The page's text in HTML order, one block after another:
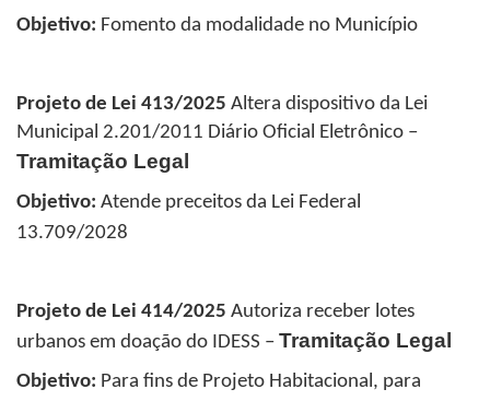
Objetivo: Fomento da modalidade no Município
Projeto de Lei 413/2025 Altera dispositivo da Lei
Municipal 2.201/2011 Diário Oficial Eletrônico –
Tramitação Legal
Objetivo: Atende preceitos da Lei Federal
13.709/2028
Projeto de Lei 414/2025 Autoriza receber lotes
urbanos em doação do IDESS – Tramitação Legal
Objetivo: Para fins de Projeto Habitacional, para